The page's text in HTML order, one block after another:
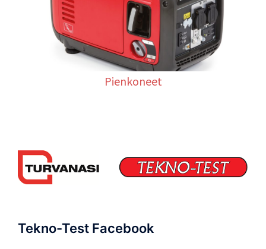
Pienkoneet
Tekno-Test Facebook